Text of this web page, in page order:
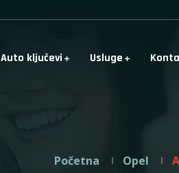
Auto ključevi Usluge
Početna Opel